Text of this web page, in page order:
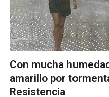
Con mucha
amarillo por
Resistencia